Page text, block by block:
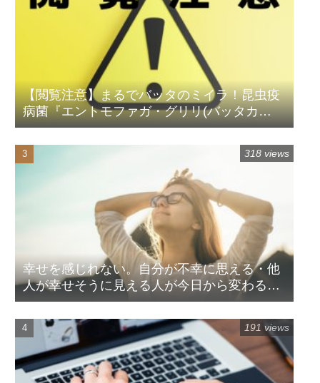
【閲覧注意】まるでバッタのミイラ！昆虫疫
病菌『エントモファガ・グリリ(バッタカ
ビ)』
幸せを感じれない。自分が不幸に思える・他
人が幸せそうに見える人が今日から変わる方
法
318 views
191 views